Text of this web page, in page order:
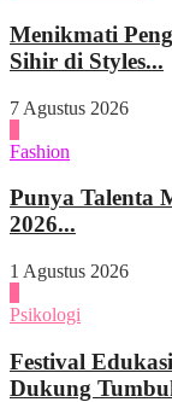
Menikmati
Sihir di Styles...
7 Agustus 2026
Fashion
Punya Talenta
2026...
1 Agustus 2026
Psikologi
Festival
Dukung